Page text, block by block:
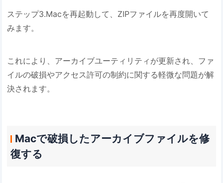
ステップ3.Macを再起動して、ZIPファイルを再度開いて
みます。
これにより、アーカイブユーティリティが更新され、ファ
イルの破損やアクセス許可の制約に関する軽微な問題が解
決されます。
Macで破損したアーカイブファイルを修
復する